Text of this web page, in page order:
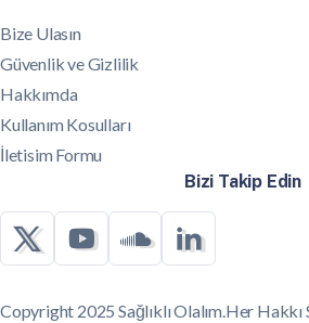
Bize Ulasın
Güvenlik ve Gizlilik
Hakkımda
Kullanım Kosulları
İletisim Formu
Bizi Takip Edin
Copyright 2025 Sağlıklı Olalım.Her Hakkı